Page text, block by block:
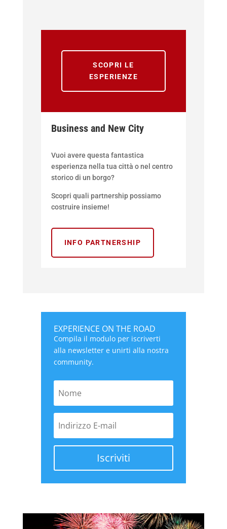
SCOPRI LE
ESPERIENZE
Business and New City
Vuoi avere questa fantastica
esperienza nella tua città o nel centro
storico di un borgo?
Scopri quali partnership possiamo
costruire insieme!
INFO PARTNERSHIP
EXPERIENCE ON THE ROAD
Compila il modulo per iscriverti
alla newsletter e unirti alla nostra
community.
Iscriviti